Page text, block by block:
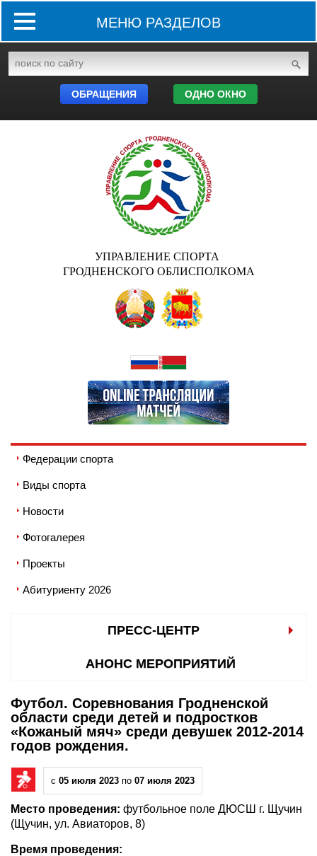
МЕНЮ РАЗДЕЛОВ
ОБРАЩЕНИЯ ОДНО ОКНО
УПРАВЛЕНИЕ СПОРТА
ГРОДНЕНСКОГО ОБЛИСПОЛКОМА
Федерации спорта
Виды спорта
Новости
Фотогалерея
Проекты
Абитуриенту 2026
ПРЕСС-ЦЕНТР
АНОНС МЕРОПРИЯТИЙ
Футбол. Соревнования Гродненской
области среди детей и подростков
«Кожаный мяч» среди девушек 2012-2014
годов рождения.
с 05 июля 2023 по 07 июля 2023
Место проведения: футбольное поле ДЮСШ г. Щучин
(Щучин, ул. Авиаторов, 8)
Время проведения: